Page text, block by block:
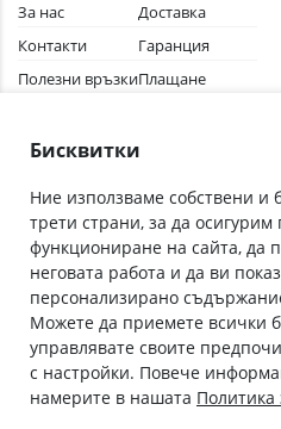
За нас
Контакти
Полезни връзки
Общи условия
Доставка
Гаранция
Плащане
Абонирай се за нашия
С абонамента се съгласявам с
Онлайн аптека, част от
Бисквитки
Ние използваме собствени и
трети страни, за да
функциониране на сайта, да
неговата работа и да ви
персонализирано
Можете да приемете всички
управлявате своите
с настройки. Повече
намерите в нашата Политика